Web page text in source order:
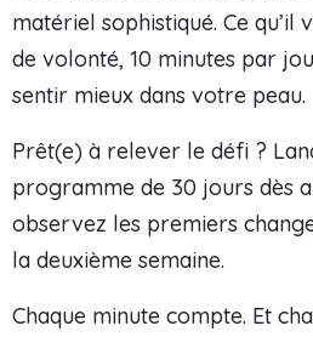
matériel sophistiqué. Ce qu’il
de volonté, 10 minutes par
sentir mieux dans votre peau.
Prêt(e) à relever le défi ?
programme de 30 jours dès
observez les premiers
la deuxième semaine.
Chaque minute compte. Et